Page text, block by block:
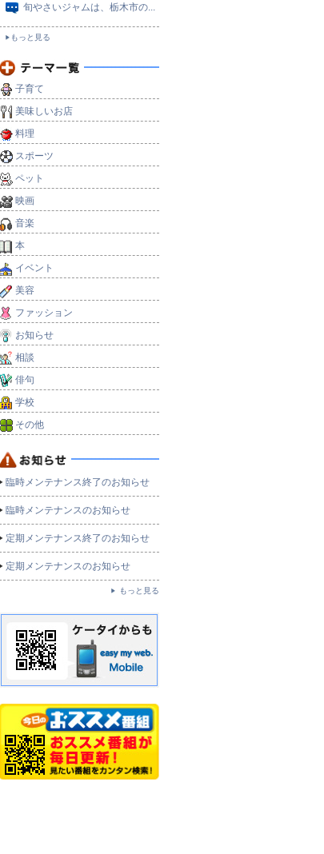
旬やさいジャムは、栃木市の...
もっと見る
子育て
美味しいお店
料理
スポーツ
ペット
映画
音楽
本
イベント
美容
ファッション
お知らせ
相談
俳句
学校
その他
臨時メンテナンス終了のお知らせ
臨時メンテナンスのお知らせ
定期メンテナンス終了のお知らせ
定期メンテナンスのお知らせ
もっと見る